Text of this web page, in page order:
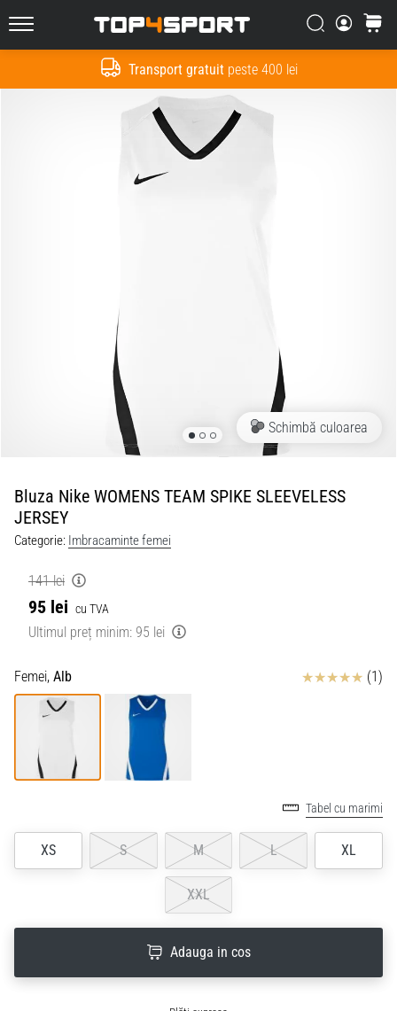
Transport gratuitpeste 400 lei
Top4Sport.ro Căutare
Cos
Schimbă culoarea
Bluza Nike WOMENS TEAM SPIKE SLEEVELESS
JERSEY
Categorie: Imbracaminte femei
141 lei
95 lei cu TVA
Ultimul preț minim: 95 lei
Femei, Alb Review (1)
Tabel cu marimi
XS S M L XL
XXL
Adauga in cos